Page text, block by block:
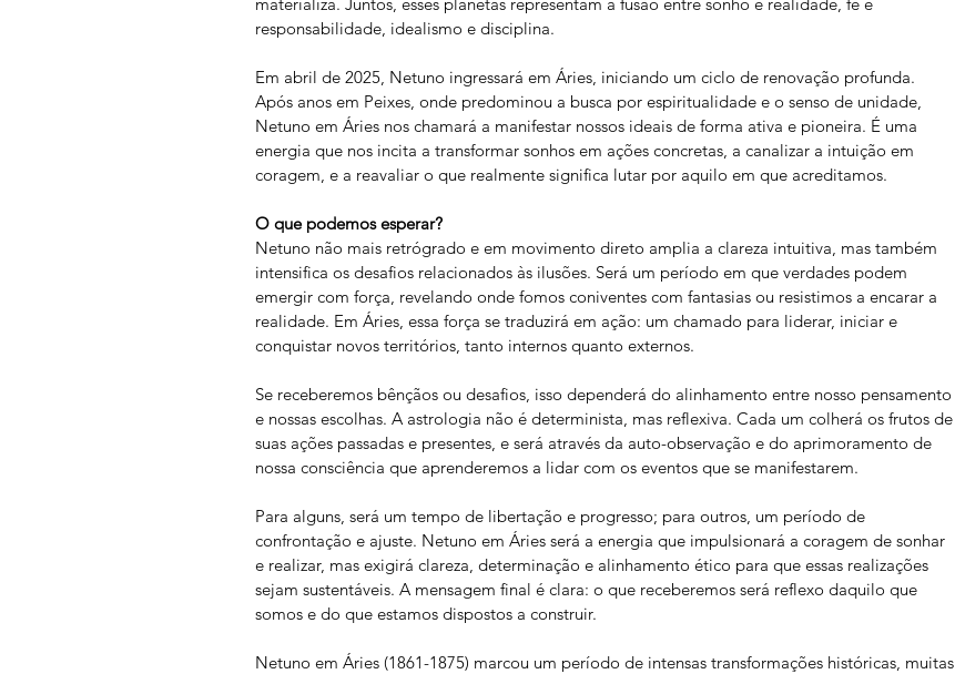
responsabilidade, idealismo e disciplina.
Em abril de 2025, Netuno ingressará em Áries, iniciando um ciclo de renovação profunda.
Após anos em Peixes, onde predominou a busca por espiritualidade e o senso de unidade,
Netuno em Áries nos chamará a manifestar nossos ideais de forma ativa e pioneira. É uma
energia que nos incita a transformar sonhos em ações concretas, a canalizar a intuição em
coragem, e a reavaliar o que realmente significa lutar por aquilo em que acreditamos.
O que podemos esperar?
Netuno não mais retrógrado e em movimento direto amplia a clareza intuitiva, mas também
intensifica os desafios relacionados às ilusões. Será um período em que verdades podem
emergir com força, revelando onde fomos coniventes com fantasias ou resistimos a encarar a
realidade. Em Áries, essa força se traduzirá em ação: um chamado para liderar, iniciar e
conquistar novos territórios, tanto internos quanto externos.
Se receberemos bênçãos ou desafios, isso dependerá do alinhamento entre nosso pensamento
e nossas escolhas. A astrologia não é determinista, mas reflexiva. Cada um colherá os frutos de
suas ações passadas e presentes, e será através da auto-observação e do aprimoramento de
nossa consciência que aprenderemos a lidar com os eventos que se manifestarem.
Para alguns, será um tempo de libertação e progresso; para outros, um período de
confrontação e ajuste. Netuno em Áries será a energia que impulsionará a coragem de sonhar
e realizar, mas exigirá clareza, determinação e alinhamento ético para que essas realizações
sejam sustentáveis. A mensagem final é clara: o que receberemos será reflexo daquilo que
somos e do que estamos dispostos a construir.
Netuno em Áries (1861-1875) marcou um período de intensas transformações históricas, muitas